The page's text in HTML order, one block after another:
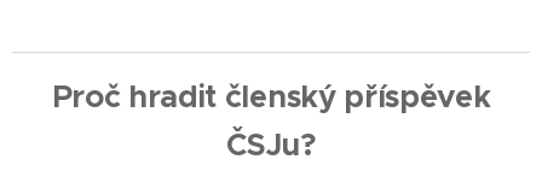
Proč hradit členský příspěvek
ČSJu?